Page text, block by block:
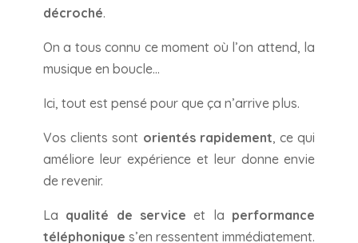
décroché.
On a tous connu ce moment où l’on attend, la
musique en boucle…
Ici, tout est pensé pour que ça n’arrive plus.
Vos clients sont orientés rapidement, ce qui
améliore leur expérience et leur donne envie
de revenir.
La qualité de service et la performance
téléphonique s’en ressentent immédiatement.